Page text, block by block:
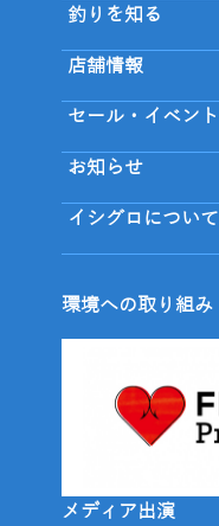
釣りを知る
店舗情報
セール・イベント
お知らせ
イシグロについて
環境への取り組み
メディア出演